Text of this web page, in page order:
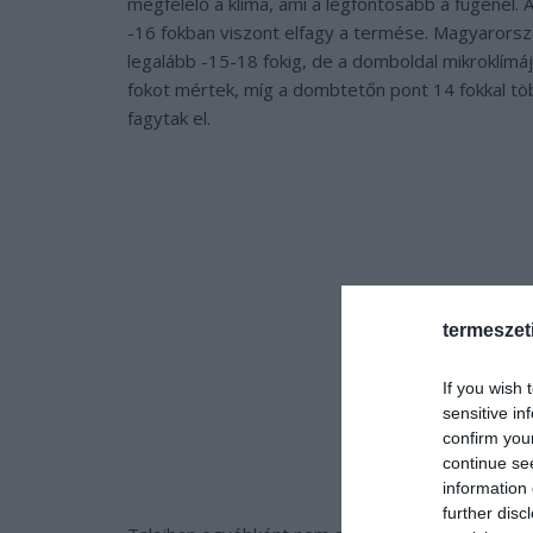
If you wish
sensitive
confirm
continue
information
further
-16 fokban viszont elfagy a termése.
legalább -15-18 fokig, de a domboldal
fokot mértek, míg a dombtetőn pont 14 fokkal
fagytak el.